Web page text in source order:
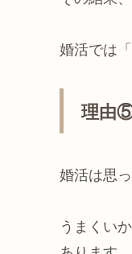
婚活では
理由
婚活は思
うまくい